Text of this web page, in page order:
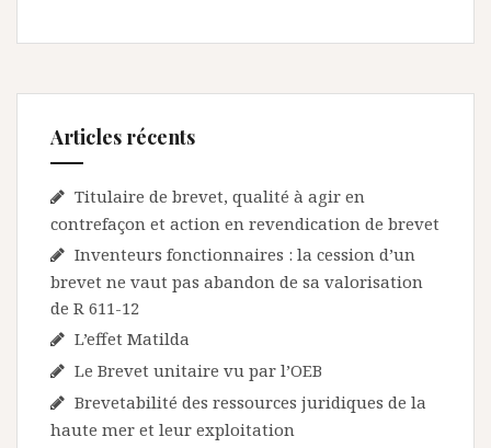
Articles récents
Titulaire de brevet, qualité à agir en
contrefaçon et action en revendication de brevet
Inventeurs fonctionnaires : la cession d’un
brevet ne vaut pas abandon de sa valorisation
de R 611-12
L’effet Matilda
Le Brevet unitaire vu par l’OEB
Brevetabilité des ressources juridiques de la
haute mer et leur exploitation